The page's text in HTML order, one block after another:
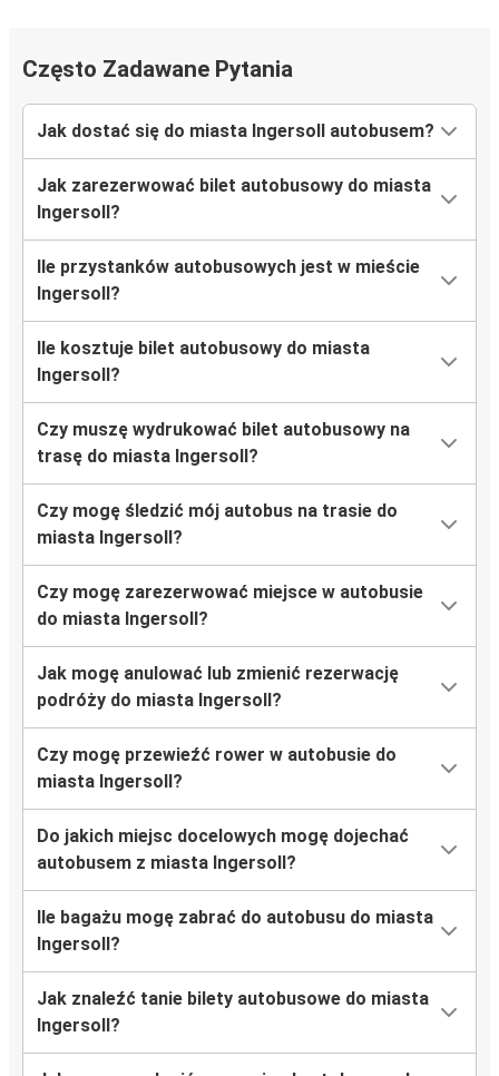
Często Zadawane Pytania
Jak dostać się do miasta Ingersoll autobusem?
Jak zarezerwować bilet autobusowy do miasta
Ingersoll?
Ile przystanków autobusowych jest w mieście
Ingersoll?
Ile kosztuje bilet autobusowy do miasta
Ingersoll?
Czy muszę wydrukować bilet autobusowy na
trasę do miasta Ingersoll?
Czy mogę śledzić mój autobus na trasie do
miasta Ingersoll?
Czy mogę zarezerwować miejsce w autobusie
do miasta Ingersoll?
Jak mogę anulować lub zmienić rezerwację
podróży do miasta Ingersoll?
Czy mogę przewieźć rower w autobusie do
miasta Ingersoll?
Do jakich miejsc docelowych mogę dojechać
autobusem z miasta Ingersoll?
Ile bagażu mogę zabrać do autobusu do miasta
Ingersoll?
Jak znaleźć tanie bilety autobusowe do miasta
Ingersoll?